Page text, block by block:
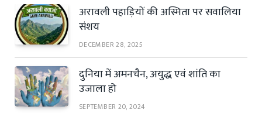
अरावली पहाड़ियों की अस्मिता पर सवालिया
संशय
DECEMBER 28, 2025
दुनिया में अमनचैन, अयुद्ध एवं शांति का
उजाला हो
SEPTEMBER 20, 2024